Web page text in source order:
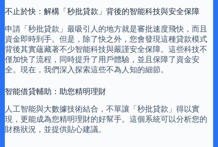
不止於快：解構「秒批貸款」背後的智能科技與安全保障
申請「秒批貸款」最吸引人的地方就是審批速度飛快，而且
資金即時到手。但是，除了快之外，您會發現這種貸款模式
背後其實蘊藏著不少智能科技與嚴謹安全保障。這些科技不
僅加快了流程，同時提升了用戶體驗，並且保障了資金安
全。現在，我們深入探索這些不為人知的細節。
智能借貸輔助：助您精明理財
人工智能與大數據技術結合，不單讓「秒批貸款」得以實
現，更能成為您精明理財的好幫手。這個系統可以分析您的
財務狀況，並提供貼心建議。